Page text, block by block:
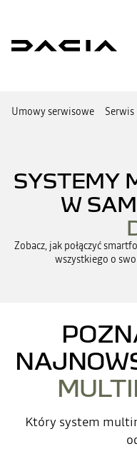
Umowy serwisowe Serwis
SYSTEMY
W
Zobacz, jak połączyć
wszystkiego o
Który system